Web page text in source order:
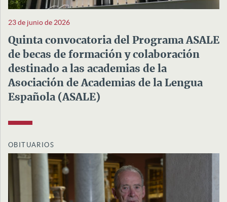
23 de junio de 2026
Quinta convocatoria del Programa ASALE
de becas de formación y colaboración
destinado a las academias de la
Asociación de Academias de la Lengua
Española (ASALE)
OBITUARIOS